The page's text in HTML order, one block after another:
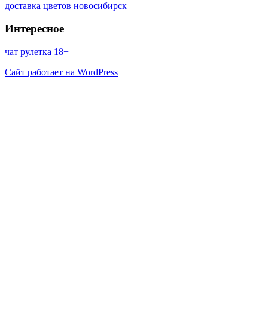
доставка цветов новосибирск
Интересное
чат рулетка 18+
Сайт работает на WordPress